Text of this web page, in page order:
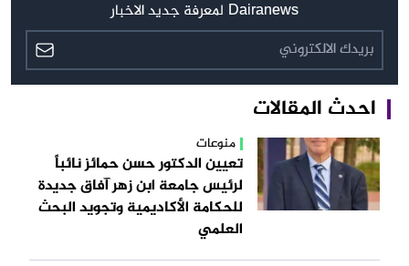
Dairanews لمعرفة جديد الاخبار
احدث المقالات
منوعات
تعيين الدكتور حسن حمائز نائباً
لرئيس جامعة ابن زهر آفاق جديدة
للحكامة الأكاديمية وتجويد البحث
العلمي